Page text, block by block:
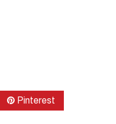
Pinterest